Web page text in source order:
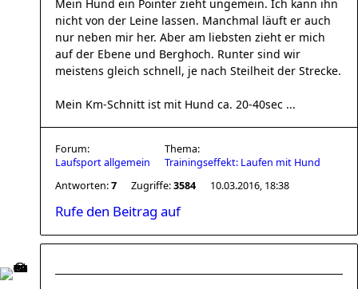
Mein Hund ein Pointer zieht ungemein. Ich kann ihn
nicht von der Leine lassen. Manchmal läuft er auch
nur neben mir her. Aber am liebsten zieht er mich
auf der Ebene und Berghoch. Runter sind wir
meistens gleich schnell, je nach Steilheit der Strecke.
Mein Km-Schnitt ist mit Hund ca. 20-40sec ...
Forum:
Laufsport allgemein
Thema:
Trainingseffekt: Laufen mit Hund
Antworten:7 Zugriffe:3584 10.03.2016, 18:38
Rufe den Beitrag auf